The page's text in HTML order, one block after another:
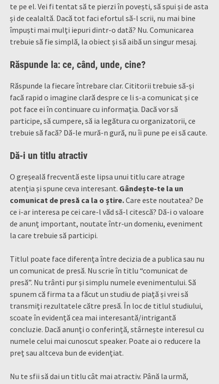
te pe el. Vei fi tentat să te pierzi în povești, să spui și de asta
și de cealaltă. Dacă tot faci efortul să-l scrii, nu mai bine
împuști mai mulți iepuri dintr-o dată? Nu. Comunicarea
trebuie să fie simplă, la obiect și să aibă un singur mesaj.
Răspunde la: ce, când, unde, cine?
Răspunde la fiecare întrebare clar. Cititorii trebuie să-și
facă rapid o imagine clară despre ce li s-a comunicat și ce
pot face ei în continuare cu informația. Dacă vor să
participe, să cumpere, să ia legătura cu organizatorii, ce
trebuie să facă? Dă-le mură-n gură, nu îi pune pe ei să caute.
Dă-i un titlu atractiv
O greșeală frecventă este lipsa unui titlu care atrage
atenția și spune ceva interesant. Gândește-te la un
comunicat de presă ca la o știre.Care este noutatea? De
ce i-ar interesa pe cei care-l văd să-l citescă? Dă-i o valoare
de anunț important, noutate într-un domeniu, eveniment
la care trebuie să participi.
Titlul poate face diferența între decizia de a publica sau nu
un comunicat de presă. Nu scrie în titlu “comunicat de
presă”. Nu trânti pur și simplu numele evenimentului. Să
spunem că firma ta a făcut un studiu de piață și vrei să
transmiți rezultatele către presă. În loc de titlul studiului,
scoate în evidență cea mai interesantă/intrigantă
concluzie. Dacă anunți o conferință, stârnește interesul cu
numele celui mai cunoscut speaker. Poate ai o reducere la
preț sau altceva bun de evidențiat.
Nu te sfii să dai un titlu cât mai atractiv. Până la urmă,